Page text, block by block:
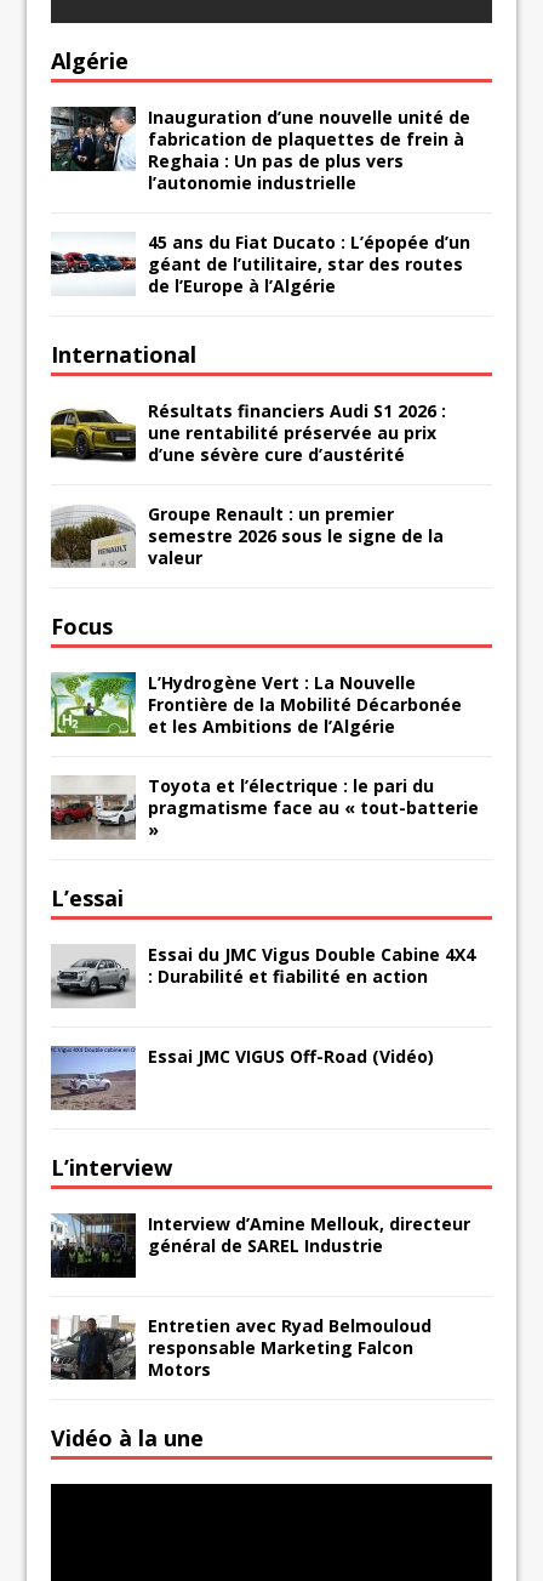
Algérie
Inauguration d’une nouvelle unité de
fabrication de plaquettes de frein à
Reghaia : Un pas de plus vers
l’autonomie industrielle
45 ans du Fiat Ducato : L’épopée d’un
géant de l’utilitaire, star des routes
de l’Europe à l’Algérie
International
Résultats financiers Audi S1 2026 :
une rentabilité préservée au prix
d’une sévère cure d’austérité
Groupe Renault : un premier
semestre 2026 sous le signe de la
valeur
Focus
L’Hydrogène Vert : La Nouvelle
Frontière de la Mobilité Décarbonée
et les Ambitions de l’Algérie
Toyota et l’électrique : le pari du
pragmatisme face au « tout-batterie
»
L’essai
Essai du JMC Vigus Double Cabine 4X4
: Durabilité et fiabilité en action
Essai JMC VIGUS Off-Road (Vidéo)
L’interview
Interview d’Amine Mellouk, directeur
général de SAREL Industrie
Entretien avec Ryad Belmouloud
responsable Marketing Falcon
Motors
Vidéo à la une